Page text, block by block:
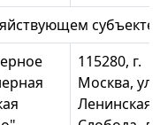
субъекте:
115280, г.
Москва, ул.
Ленинская